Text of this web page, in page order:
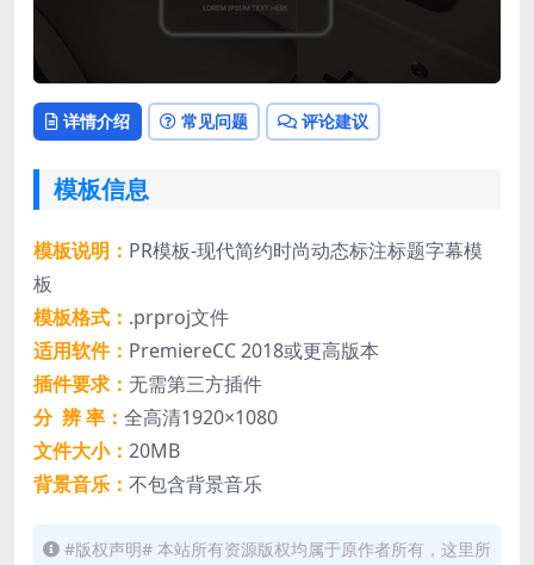
Video
详情介绍 常见问题 评论建议
模板信息
模板说明： PR模板-现代简约时尚动态标注标题字幕模
板
模板格式： .prproj文件
适用软件： PremiereCC 2018或更高版本
插件要求： 无需第三方插件
分 辨 率： 全高清1920×1080
文件大小： 20MB
背景音乐： 不包含背景音乐
#版权声明# 本站所有资源版权均属于原作者所有，这里所